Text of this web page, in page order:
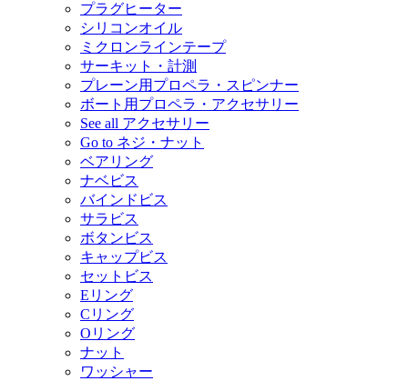
プラグヒーター
シリコンオイル
ミクロンラインテープ
サーキット・計測
プレーン用プロペラ・スピンナー
ボート用プロペラ・アクセサリー
See all アクセサリー
Go to ネジ・ナット
ベアリング
ナベビス
バインドビス
サラビス
ボタンビス
キャップビス
セットビス
Eリング
Cリング
Oリング
ナット
ワッシャー